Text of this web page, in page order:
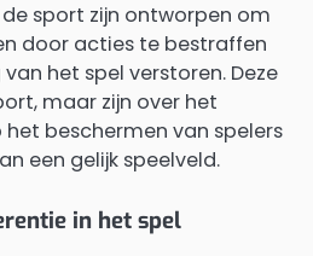
sport zijn ontworpen om
door acties te bestraffen
het spel verstoren. Deze
maar zijn over het
beschermen van spelers
een gelijk speelveld.
in het spel